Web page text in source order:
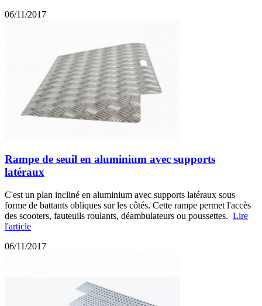
06/11/2017
Rampe de seuil en aluminium avec supports
latéraux
C'est un plan incliné en aluminium avec supports latéraux sous
forme de battants obliques sur les côtés. Cette rampe permet l'accès
des scooters, fauteuils roulants, déambulateurs ou poussettes. Lire
l'article
06/11/2017